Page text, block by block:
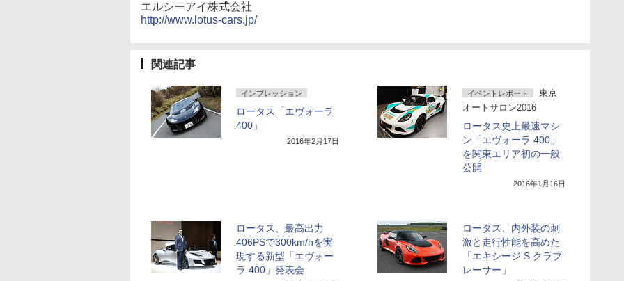
エルシーアイ株式会社
http://www.lotus-cars.jp/
関連記事
インプレッション
ロータス「エヴォーラ
400」
2016年2月17日
イベントレポート
東京
オートサロン2016
ロータス史上最速マシ
ン「エヴォーラ 400」
を関東エリア初の一般
公開
2016年1月16日
ロータス、最高出力
406PSで300km/hを実
現する新型「エヴォー
ラ 400」発表会
ロータス、内外装の刺
激と走行性能を高めた
「エキシージ S クラブ
レーサー」